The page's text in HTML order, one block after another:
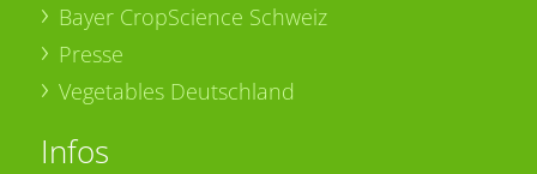
Bayer CropScience Schweiz
Presse
Vegetables Deutschland
Infos